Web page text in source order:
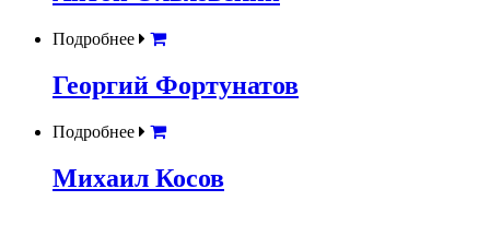
Подробнее
Георгий Фортунатов
Подробнее
Михаил Косов